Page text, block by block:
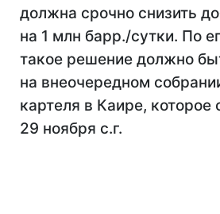
должна срочно снизить
на 1 млн барр./сутки. По
такое решение должно
на внеочередном
картеля в Каире, которое
29 ноября с.г.